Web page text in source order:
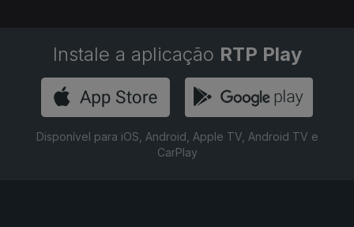
Instale a aplicação RTP Play
Disponível para iOS, Android, Apple TV, Android TV e
CarPlay